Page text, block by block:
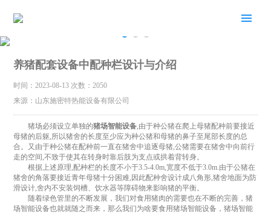
养猪配套设备中配种栏设计与介绍
时间：2023-08-13 次数：2050
来源：山东施密特热能设备有限公司
猪场必须设立单独的猪场智能设备,由于种公猪在爬上母猪配种前要接近
母猪的后躯,所以猪舍的长度至少应为种公猪和母猪的鼻子至尾部长度的总
合。又由于种公猪在配种前一直在猪舍中追逐母猪,公猪需要在猪舍中向前行
走的空间,不致于使其在转身时靠后肢为支点或拱着背转身。
根据上述原理,配种栏的长度不小于3.5-4.0m,宽度不低于3.0m.由于公猪在
猪舍的角落要接近青年母猪十分困难,因此配种舍设计成八角形,猪舍地面为防
滑设计,舍内不安装饲槽、饮水器等障碍物来影响猪的平衡。
随着绿色管里的不断发展，我们对食用猪肉的需要也在不断的完善，猪
场智能设备也就就随之而来，那么我们为啥要食用猪场智能设备，猪场智能